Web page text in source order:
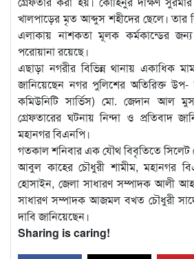
খালপাড়ের মৃত আব্দুস শহীদের ছেলে। তার
এলাকায় নাশকতা মূলক কর্মকান্ডের
পরোয়ানা রয়েছে।
এছাড়া নগরীর বিভিন্ন থানায় একাধিক
জানিয়েছেন নগর পুলিশের অতিরিক্ত উপ-
কমিউনিটি সার্ভিস) মো. জেদান আল
গ্রেফতারের ঘটনায় নিন্দা ও প্রতিবাদ
মহানগর বিএনপি।
গতকাল শনিবার এক যৌথ বিবৃতিতে সিলেট
আবুল কাহের চৌধুরী শামীম, মহানগর
হোসাইন, জেলা সাধারণ সম্পাদক আলী
সাধারণ সম্পাদক আজমল বখত চৌধুরী
দাবি জানিয়েছেন।
Sharing is caring!